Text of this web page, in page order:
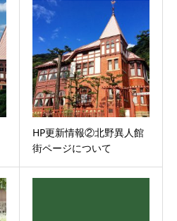
HP更新情報②北野異人館
街ページについて